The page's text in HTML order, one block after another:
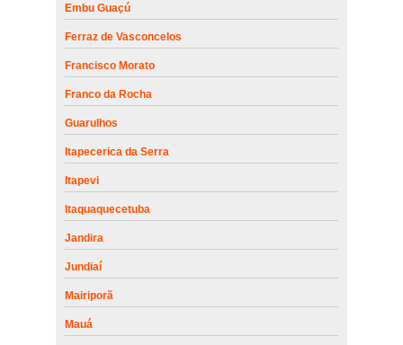
Embu Guaçú
Ferraz de Vasconcelos
Francisco Morato
Franco da Rocha
Guarulhos
Itapecerica da Serra
Itapevi
Itaquaquecetuba
Jandira
Jundiaí
Mairiporã
Mauá